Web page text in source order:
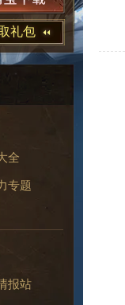
礼包
全
专题
报站